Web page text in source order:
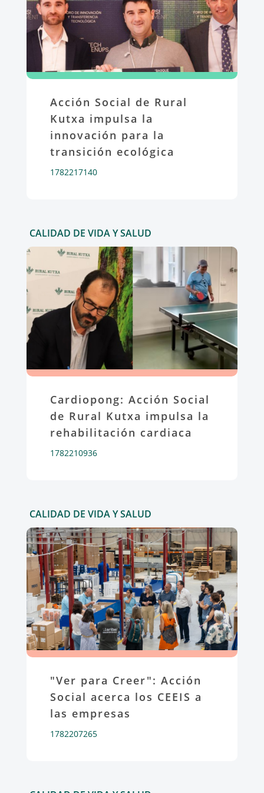
Acción Social de Rural
Kutxa impulsa la
innovación para la
transición ecológica
1782217140
CALIDAD DE VIDA Y SALUD
Cardiopong: Acción Social
de Rural Kutxa impulsa la
rehabilitación cardiaca
1782210936
CALIDAD DE VIDA Y SALUD
"Ver para Creer": Acción
Social acerca los CEEIS a
las empresas
1782207265